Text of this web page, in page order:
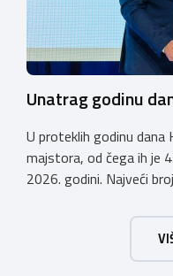
Unatrag godinu
U proteklih godinu
majstora, od čega ih je
2026. godini. Najveći
majstor
vodoinstalatera,
majstora